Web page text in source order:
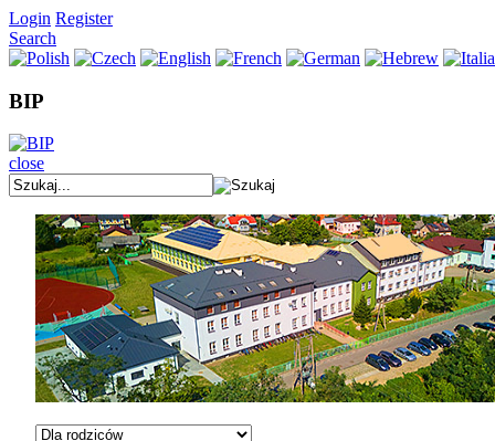
Login Register
Search
BIP
close